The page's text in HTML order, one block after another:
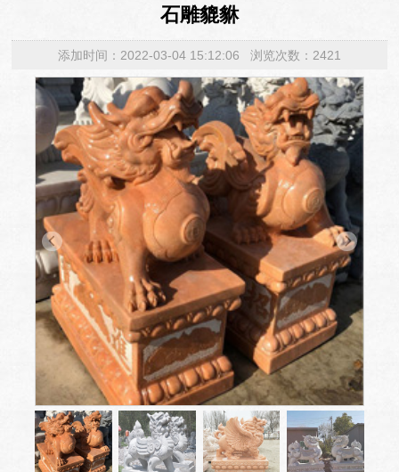
石雕貔貅
添加时间：2022-03-04 15:12:06 浏览次数：2421